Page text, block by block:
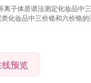
子体质谱法测定化妆品中
化妆品中三价铬和六价铬的
预览